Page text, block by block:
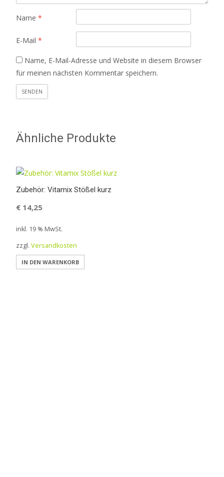
Name *
E-Mail *
Name, E-Mail-Adresse und Website in diesem Browser
für meinen nächsten Kommentar speichern.
Ähnliche Produkte
Zubehör: Vitamix Stößel kurz
€ 14,25
inkl. 19 % MwSt.
zzgl. Versandkosten
IN DEN WARENKORB